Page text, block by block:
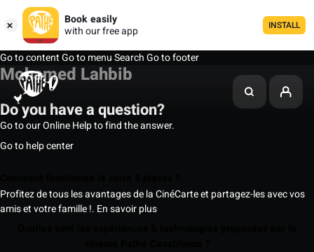
Book easily
with our free app
INSTALL
Go to contentGo to menuSearchGo to footer
Mohamed Lahbib
Do you have a question?
Go to our Online Help to find the answer.
Go to help center
Profitez de tous les avantages de la CinéCarte et partagez-les avec vos
amis et votre famille !. En savoir plus